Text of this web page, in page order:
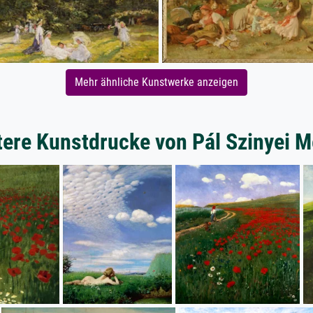
Mehr ähnliche Kunstwerke anzeigen
Kunstdrucke von Pál Szinyei